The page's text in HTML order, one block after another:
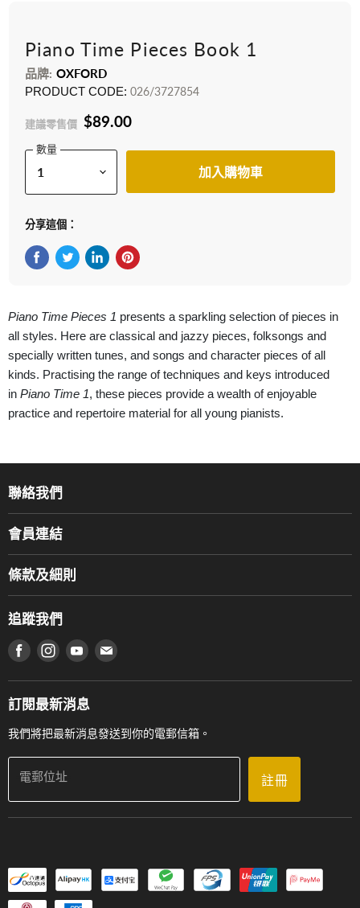
Piano Time Pieces Book 1
品牌: OXFORD
PRODUCT CODE: 026/3727854
建議零售價 $89.00
數量
加入購物車
分享這個：
Piano Time Pieces 1 presents a sparkling selection of pieces in
all styles. Here are classical and jazzy pieces, folksongs and
specially written tunes, and songs and character pieces of all
kinds. Practising the range of techniques and keys introduced
in Piano Time 1, these pieces provide a wealth of enjoyable
practice and repertoire material for all young pianists.
聯絡我們
服務部
通利工程
登記保養
產品序號查詢
聯絡我們
會員連結
香港管弦樂導師協會
條款及細則
使用條款及細則
私隱條款
門市購買產品及服務
追蹤我們
在 Facebook 上找到我們
在 Instagram 上找到我們
在 Youtube 上找到我們
在 電子郵件 上找到我們
訂閱最新消息
我們將把最新消息發送到你的電郵信箱。
電郵位址 註冊